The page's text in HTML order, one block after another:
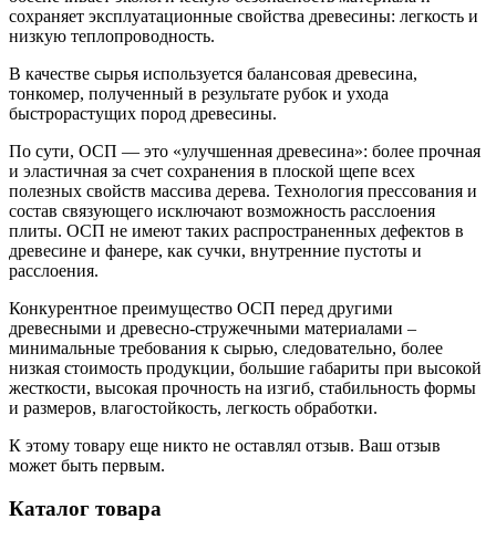
сохраняет эксплуатационные свойства древесины: легкость и
низкую теплопроводность.
В качестве сырья используется балансовая древесина,
тонкомер, полученный в результате рубок и ухода
быстрорастущих пород древесины.
По сути, ОСП — это «улучшенная древесина»: более прочная
и эластичная за счет сохранения в плоской щепе всех
полезных свойств массива дерева. Технология прессования и
состав связующего исключают возможность расслоения
плиты. ОСП не имеют таких распространенных дефектов в
древесине и фанере, как сучки, внутренние пустоты и
расслоения.
Конкурентное преимущество ОСП перед другими
древесными и древесно-стружечными материалами –
минимальные требования к сырью, следовательно, более
низкая стоимость продукции, большие габариты при высокой
жесткости, высокая прочность на изгиб, стабильность формы
и размеров, влагостойкость, легкость обработки.
К этому товару еще никто не оставлял отзыв. Ваш отзыв
может быть первым.
Каталог товара